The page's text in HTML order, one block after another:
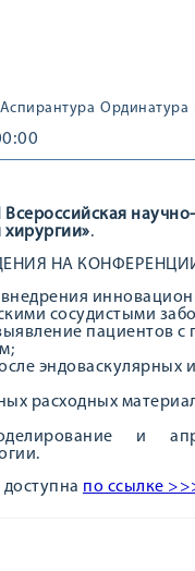
Аспирантура Ординатура
II Всероссийская
.
НА
сосудистыми
пациентов
эндоваскулярных
расходных
и
по ссылке